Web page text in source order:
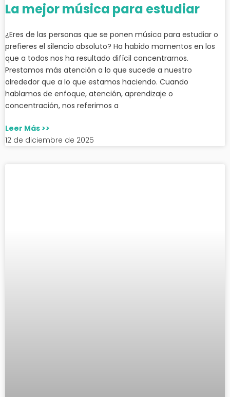
La mejor música para estudiar
¿Eres de las personas que se ponen música para estudiar o
prefieres el silencio absoluto? Ha habido momentos en los
que a todos nos ha resultado difícil concentrarnos.
Prestamos más atención a lo que sucede a nuestro
alrededor que a lo que estamos haciendo. Cuando
hablamos de enfoque, atención, aprendizaje o
concentración, nos referimos a
Leer Más >>
12 de diciembre de 2025